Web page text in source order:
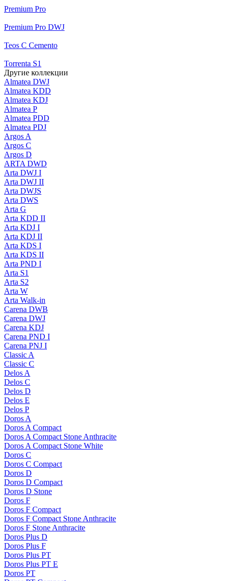
Premium Pro
Premium Pro DWJ
Teos C Cemento
Torrenta S1
Другие коллекции
Almatea DWJ
Almatea KDD
Almatea KDJ
Almatea P
Almatea PDD
Almatea PDJ
Argos A
Argos C
Argos D
ARTA DWD
Arta DWJ I
Arta DWJ II
Arta DWJS
Arta DWS
Arta G
Arta KDD II
Arta KDJ I
Arta KDJ II
Arta KDS I
Arta KDS II
Arta PND I
Arta S1
Arta S2
Arta W
Arta Walk-in
Carena DWB
Carena DWJ
Carena KDJ
Carena PND I
Carena PNJ I
Classic A
Classic C
Delos A
Delos C
Delos D
Delos E
Delos P
Doros A
Doros A Compact
Doros A Compact Stone Anthracite
Doros A Compact Stone White
Doros C
Doros C Compact
Doros D
Doros D Compact
Doros D Stone
Doros F
Doros F Compact
Doros F Compact Stone Anthracite
Doros F Stone Anthracite
Doros Plus D
Doros Plus F
Doros Plus PT
Doros Plus PT E
Doros PT